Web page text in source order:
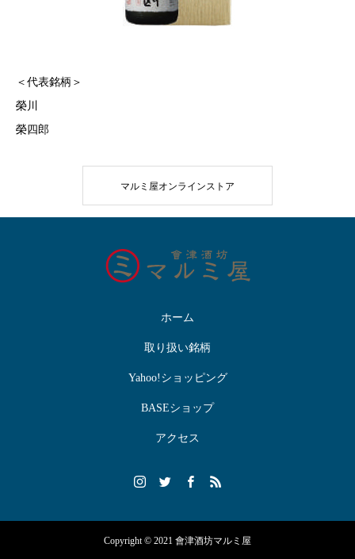
＜代表銘柄＞
榮川
榮四郎
マルミ屋オンラインストア
ホーム
取り扱い銘柄
Yahoo!ショッピング
BASEショップ
アクセス
Copyright © 2021 會津酒坊マルミ屋